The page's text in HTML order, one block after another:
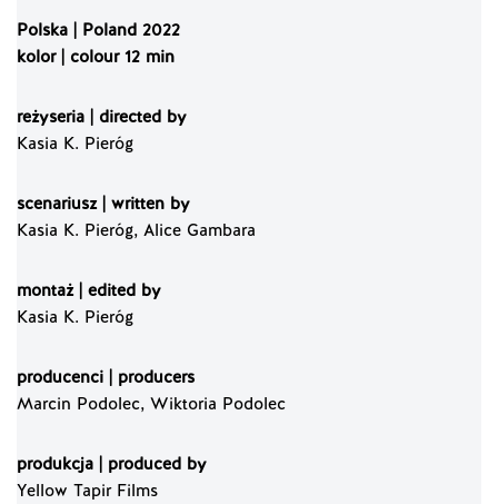
Polska | Poland 2022
kolor | colour 12 min
reżyseria | directed by
Kasia K. Pieróg
scenariusz | written by
Kasia K. Pieróg, Alice Gambara
montaż | edited by
Kasia K. Pieróg
producenci | producers
Marcin Podolec, Wiktoria Podolec
produkcja | produced by
Yellow Tapir Films